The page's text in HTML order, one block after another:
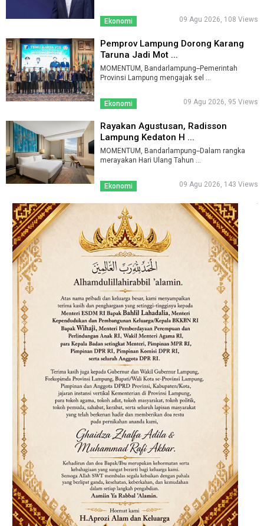
Ekonomi 09 Agu 2026, 108 Views
Pemprov Lampung Dorong Karang
Taruna Jadi Mot ...
MOMENTUM, Bandarlampung--Pemerintah
Provinsi Lampung mengajak sel ...
Ekonomi 09 Agu 2026, 95 Views
Rayakan Agustusan, Radisson
Lampung Kedaton H ...
MOMENTUM, Bandarlampung--Dalam rangka
Ekonomi 09 Agu 2026, 143 Views